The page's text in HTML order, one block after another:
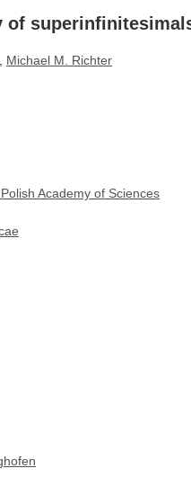
of
Michael M. Richter
Academy of Sciences